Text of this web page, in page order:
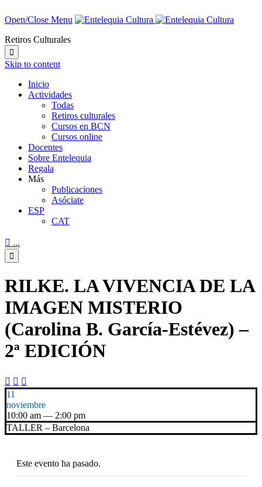
Open/Close Menu
Retiros Culturales

Skip to content
Inicio
Actividades
Todas
Retiros culturales
Cursos en BCN
Cursos online
Docentes
Sobre Entelequia
Regala
Más
Publicaciones
Asóciate
ESP
CAT
 ...

RILKE. LA VIVENCIA DE LA
IMAGEN MISTERIO
(Carolina B. García-Estévez) –
2ª EDICIÓN
  
11
noviembre
10:00 am — 2:00 pm
TALLER – Barcelona
Este evento ha pasado.